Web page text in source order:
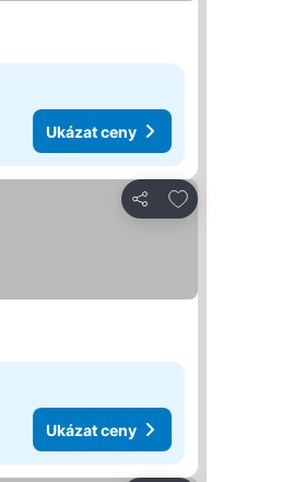
Ukázat ceny
Sdílet
Přidat na
Ukázat ceny